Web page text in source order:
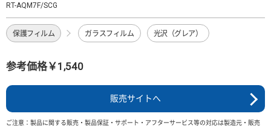
RT-AQM7F/SCG
保護フィルム ガラスフィルム 光沢（グレア）
参考価格￥1,540
販売サイトへ
ご注意：製品に関する販売・製品保証・サポート・アフターサービス等の対応は製造元・販売